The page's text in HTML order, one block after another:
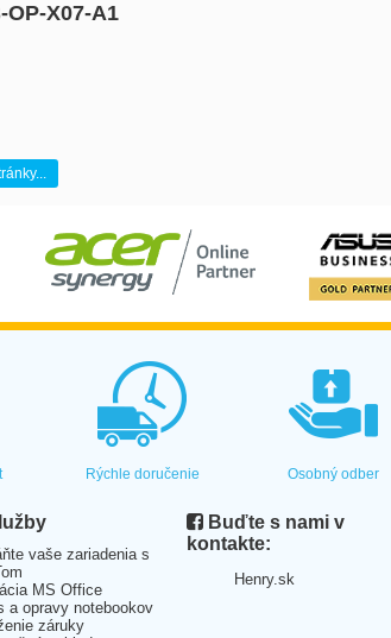
X07-A1
Rýchle doručenie Osobný odber
vaše zariadenia s
MS Office
a opravy notebookov
záruky
Buďte s nami v
kontakte:
Henry.sk